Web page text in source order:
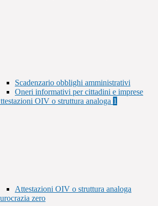
Scadenzario obblighi amministrativi
Oneri informativi per cittadini e imprese
OIV o struttura analoga 1
Attestazioni OIV o struttura analoga
zero